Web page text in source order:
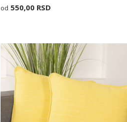
550,00 RSD